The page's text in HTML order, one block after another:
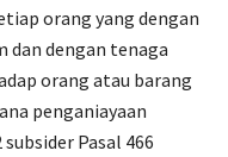
orang yang dengan
dan dengan tenaga
orang atau barang
penganiayaan
Pasal 466